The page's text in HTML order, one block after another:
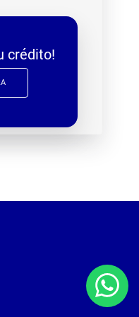
crédito!